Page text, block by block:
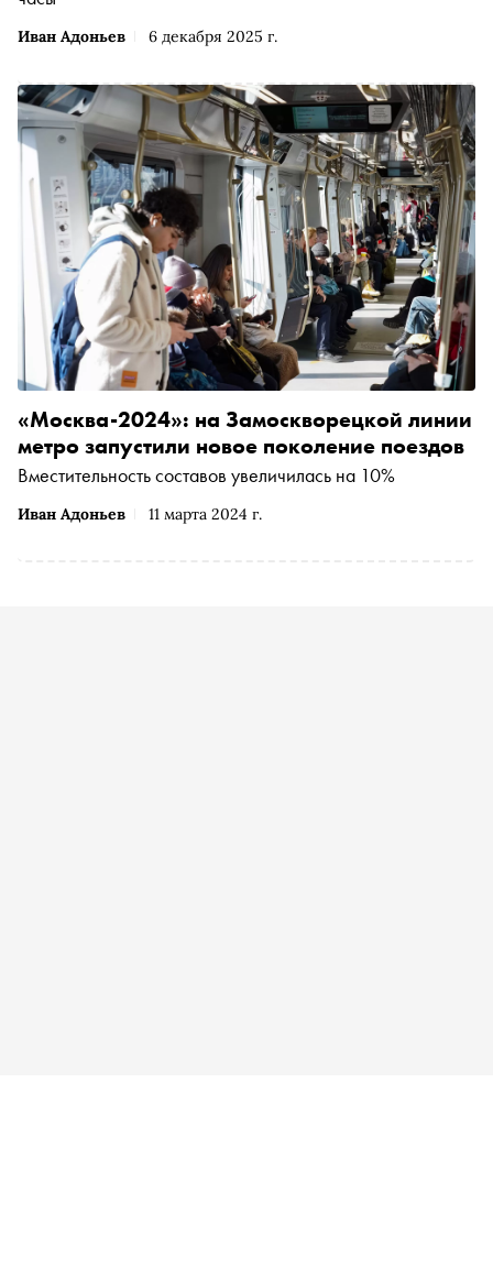
Иван Адоньев 6 декабря 2025 г.
Иван Адоньев 11 марта 2024 г.
«Москва-2024»: на Замоскворецкой линии
метро запустили новое поколение поездов
Вместительность составов увеличилась на 10%